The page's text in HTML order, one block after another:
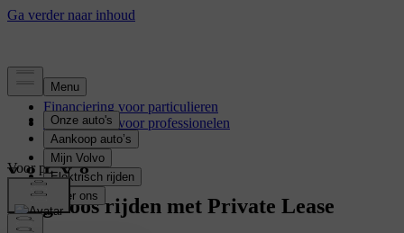
Financiering voor particulieren
Financiering voor professionelen
Voor particulieren
Zorgeloos rijden met Private Lease